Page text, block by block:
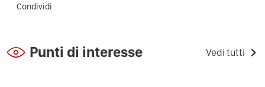
Condividi
Punti di interesse Vedi tutti